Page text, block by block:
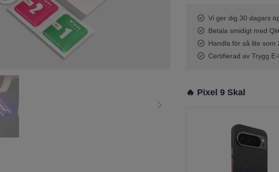
Vi ger dig 30 dagars
Betala smidigt med
Handla för så lite som
Certifierad av Trygg
🔥 Pixel 9 Skal